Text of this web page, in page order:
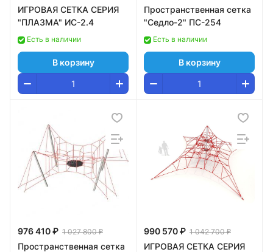
ИГРОВАЯ СЕТКА СЕРИЯ
"ПЛАЗМА" ИС-2.4
Есть в наличии
В корзину
Пространственная сетка
"Седло-2" ПС-254
Есть в наличии
В корзину
976 410 ₽ 1 027 800 ₽
Пространственная сетка
990 570 ₽ 1 042 700 ₽
ИГРОВАЯ СЕТКА СЕРИЯ